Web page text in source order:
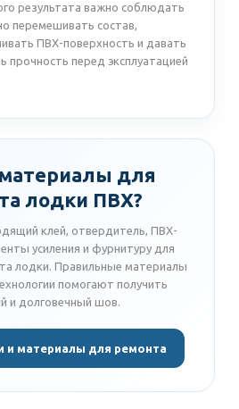
результата важно соблюдать
перемешивать состав,
ПВХ-поверхность и давать
прочность перед эксплуатацией
для
лодки ПВХ?
клей, отвердитель, ПВХ-
усиления и фурнитуру для
лодки. Правильные материалы
помогают получить
и долговечный шов.
и материалы для ремонта